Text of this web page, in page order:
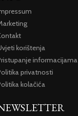
korištenja
informacijama
privatnosti
kolačića